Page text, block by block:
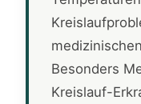
Besonders
Kreislauf-